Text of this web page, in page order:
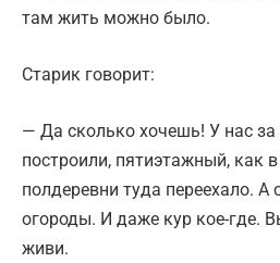
там жить можно было.
Старик говорит:
— Да сколько хочешь! У нас
построили, пятиэтажный, как
полдеревни туда переехало.
огороды. И даже кур кое-где.
живи.